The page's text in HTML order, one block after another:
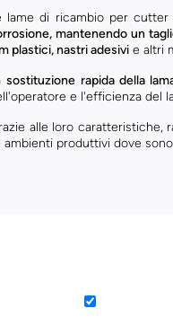
lame di ricambio per cutter
mantenendo un
plastici, nastri adesivi e altri
sostituzione rapida della
e l'efficienza del
alle loro caratteristiche,
ambienti produttivi dove